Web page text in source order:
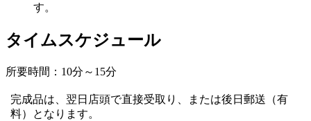
す。
タイムスケジュール
所要時間：10分～15分
完成品は、翌日店頭で直接受取り、または後日郵送（有
料）となります。